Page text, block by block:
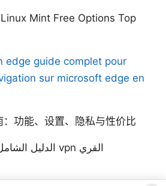
Mint Free Options Top
edge guide complet pour
sur microsoft edge en
功能、设置、隐私与性价比
الدليل الشامل لاستخدام سيرفرات vpn القري